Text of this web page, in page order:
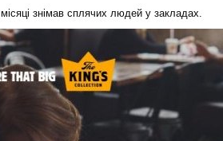
знімав сплячих людей у закладах.